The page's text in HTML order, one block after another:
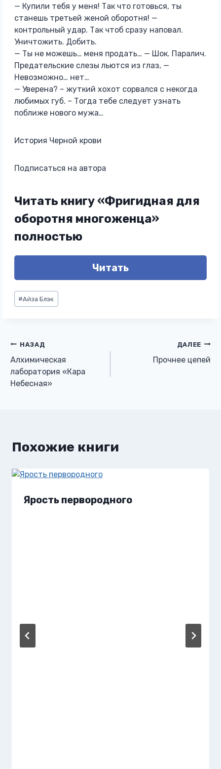
— Купили тебя у меня! Так что готовься, ты
станешь третьей женой оборотня! —
контрольный удар. Так чтоб сразу наповал.
Уничтожить. Добить.
— Ты не можешь… меня продать… — Шок. Паралич.
Предательские слезы льются из глаз, —
Невозможно… нет…
— Уверена? – жуткий хохот сорвался с некогда
любимых губ. – Тогда тебе следует узнать
поближе нового мужа…
История Черной крови
Подписаться на автора
Читать книгу «Фригидная для
оборотня многоженца»
полностью
Читать
Метки
записи:
#Айза Блэк
Навигация
по
записям
НАЗАД
Алхимическая
лаборатория «Кара
Небесная»
ДАЛЕЕ
Прочнее цепей
Похожие книги
Ярость первородного